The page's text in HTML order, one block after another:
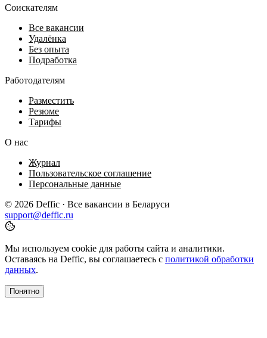
Соискателям
Все вакансии
Удалёнка
Без опыта
Подработка
Работодателям
Разместить
Резюме
Тарифы
О нас
Журнал
Пользовательское соглашение
Персональные данные
© 2026 Deffic · Все вакансии в Беларуси
support@deffic.ru
Мы используем cookie для работы сайта и аналитики.
Оставаясь на Deffic, вы соглашаетесь с политикой обработки
данных.
Понятно